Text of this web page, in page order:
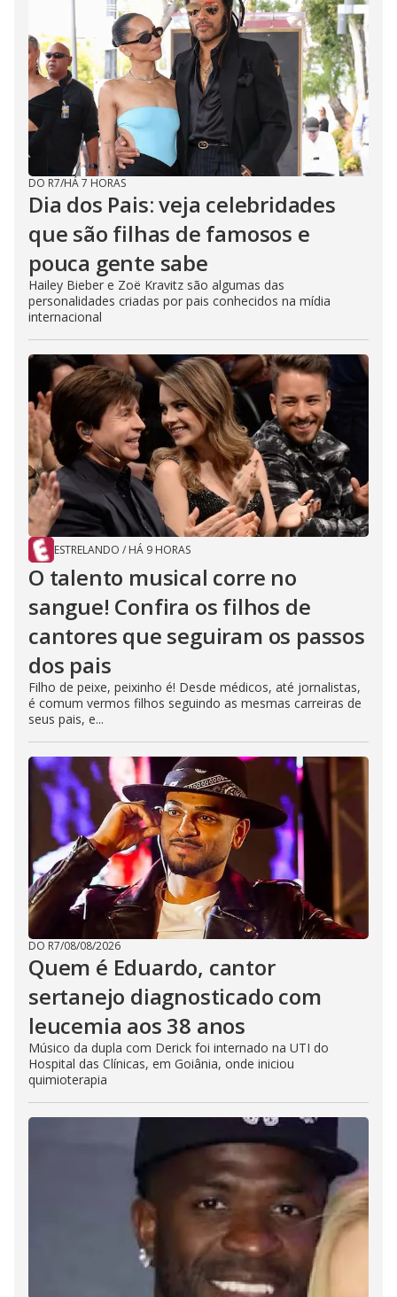
DO R7/HÁ 7 HORAS
Dia dos Pais: veja celebridades
que são filhas de famosos e
pouca gente sabe
Hailey Bieber e Zoë Kravitz são algumas das
personalidades criadas por pais conhecidos na mídia
internacional
ESTRELANDO / HÁ 9 HORAS
O talento musical corre no
sangue! Confira os filhos de
cantores que seguiram os passos
dos pais
Filho de peixe, peixinho é! Desde médicos, até jornalistas,
é comum vermos filhos seguindo as mesmas carreiras de
seus pais, e...
DO R7/08/08/2026
Quem é Eduardo, cantor
sertanejo diagnosticado com
leucemia aos 38 anos
Músico da dupla com Derick foi internado na UTI do
Hospital das Clínicas, em Goiânia, onde iniciou
quimioterapia